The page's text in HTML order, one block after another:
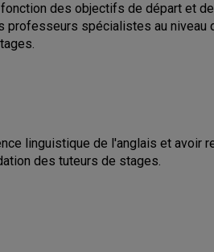
des objectifs de départ et
professeurs spécialistes au niveau
linguistique de l'anglais et avoir
des tuteurs de stages.